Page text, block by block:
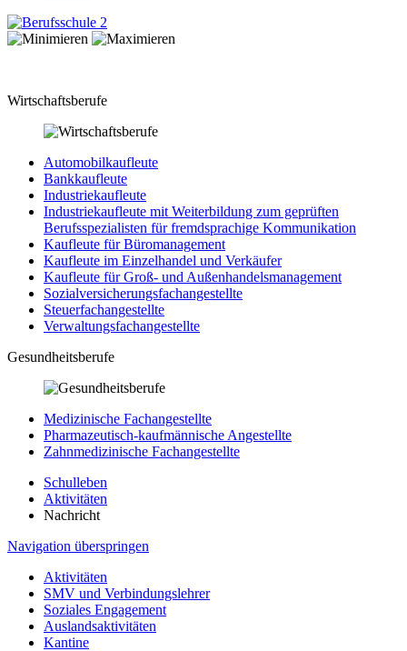
Wirtschaftsberufe
Automobilkaufleute
Bankkaufleute
Industriekaufleute
Industriekaufleute mit Weiterbildung zum geprüften
Berufsspezialisten für fremdsprachige Kommunikation
Kaufleute für Büromanagement
Kaufleute im Einzelhandel und Verkäufer
Kaufleute für Groß- und Außenhandelsmanagement
Sozialversicherungsfachangestellte
Steuerfachangestellte
Verwaltungsfachangestellte
Gesundheitsberufe
Medizinische Fachangestellte
Pharmazeutisch-kaufmännische Angestellte
Zahnmedizinische Fachangestellte
Schulleben
Aktivitäten
Nachricht
Navigation überspringen
Aktivitäten
SMV und Verbindungslehrer
Soziales Engagement
Auslandsaktivitäten
Kantine